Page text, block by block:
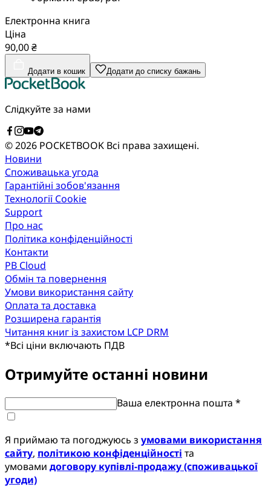
Електронна книга
Ціна
90,00 ₴
Додати в кошик Додати до списку бажань
Слідкуйте за нами
© 2026 POCKETBOOK Всі права захищені.
Новини
Споживацька угода
Гарантійні зобов'язання
Технології Cookie
Support
Про нас
Політика конфіденційності
Контакти
PB Cloud
Обмін та повернення
Умови використання сайту
Оплата та доставка
Розширена гарантія
Читання книг із захистом LCP DRM
*Всі ціни включають ПДВ
Отримуйте останні новини
Ваша електронна пошта *
Я приймаю та погоджуюсь з умовами використання
сайту, політикою конфіденційності та
умовами договору купівлі-продажу (споживацької
угоди)